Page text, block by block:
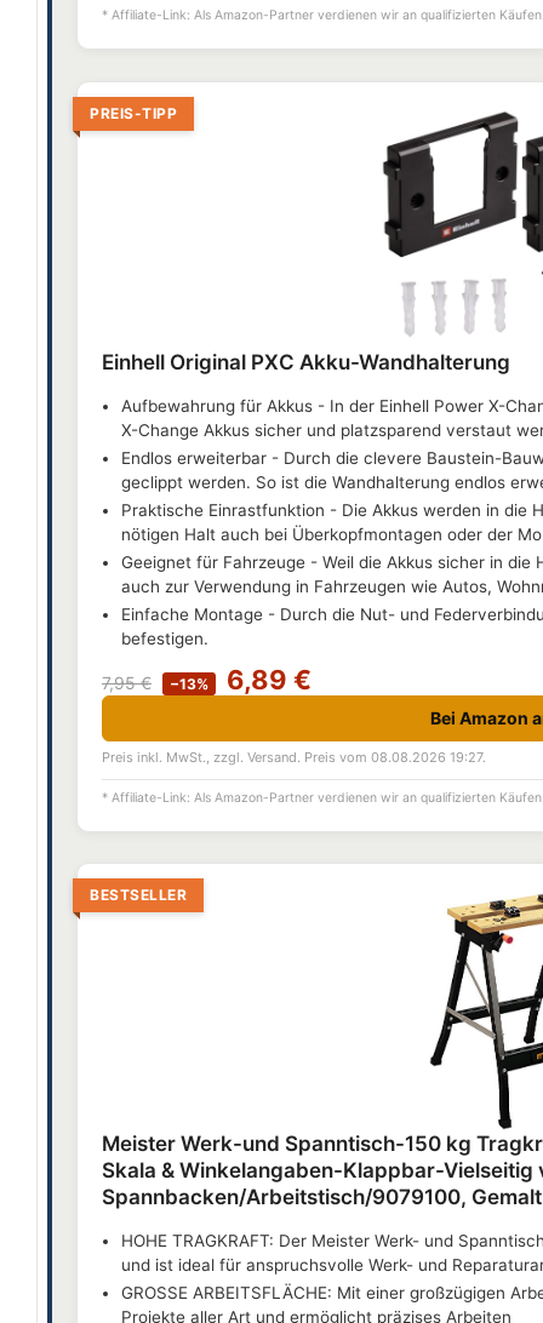
* Affiliate-Link: Als Amazon-Partner verdienen wir an qualifizierten
PREIS-TIPP
Einhell Original PXC Akku-Wandhalterung
Aufbewahrung für Akkus - In der Einhell Power X-
X-Change Akkus sicher und platzsparend verstaut
Endlos erweiterbar - Durch die clevere Baustein-
geclippt werden. So ist die Wandhalterung endlos
Praktische Einrastfunktion - Die Akkus werden in die
nötigen Halt auch bei Überkopfmontagen oder der
Geeignet für Fahrzeuge - Weil die Akkus sicher in
auch zur Verwendung in Fahrzeugen wie Autos,
Einfache Montage - Durch die Nut- und
befestigen.
7,95 € −13% 6,89 €
Bei Amazon
Preis inkl. MwSt., zzgl. Versand. Preis vom 08.08.2026 19:27.
* Affiliate-Link: Als Amazon-Partner verdienen wir an qualifizierten
BESTSELLER
Meister Werk-und Spanntisch-150 kg
Skala & Winkelangaben-Klappbar-
Spannbacken/Arbeitstisch/9079100, Gemalt
HOHE TRAGKRAFT: Der Meister Werk- und
und ist ideal für anspruchsvolle Werk- und
GROSSE ARBEITSFLÄCHE: Mit einer großzügigen
Projekte aller Art und ermöglicht präzises Arbeiten